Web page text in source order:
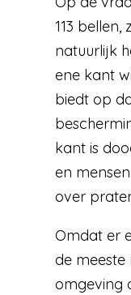
113 bellen,
natuurlijk
ene kant
biedt op
kant is
en
over
Omdat er
de meeste
omgeving